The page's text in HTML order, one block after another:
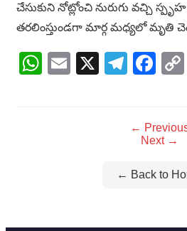
చేసుకుని నోట్లోంచి నురుగు వచ్చి
తరలింస్తుండగా మార్గ మధ్యలో మృతి
WhatsApp
Email
X
←
Next →
← Back to